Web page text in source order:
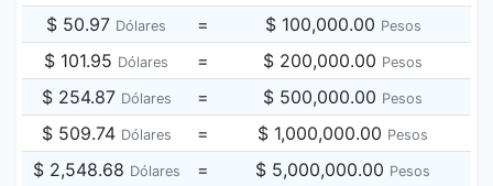
$ 50.97 Dólares = $ 100,000.00 Pesos
$ 101.95 Dólares = $ 200,000.00 Pesos
$ 254.87 Dólares = $ 500,000.00 Pesos
$ 509.74 Dólares = $ 1,000,000.00 Pesos
$ 2,548.68 Dólares = $ 5,000,000.00 Pesos